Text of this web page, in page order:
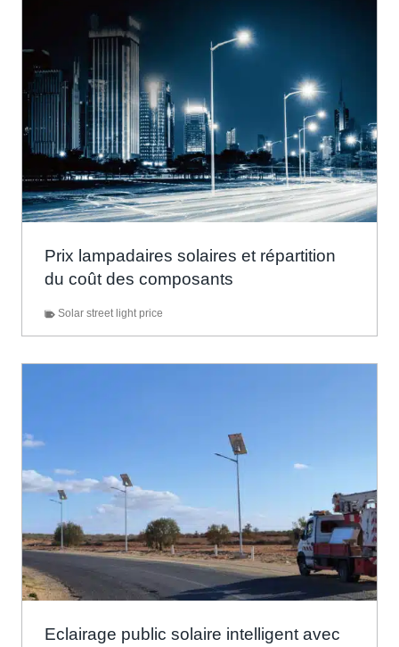
Prix lampadaires solaires et répartition
du coût des composants
Solar street light price
Eclairage public solaire intelligent avec